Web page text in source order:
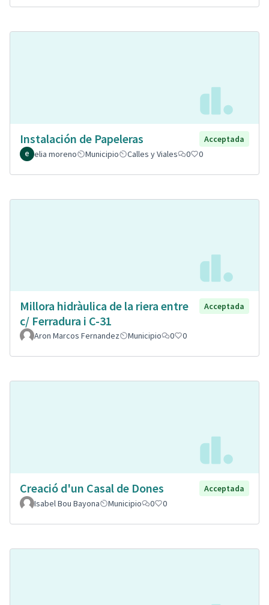
Instalación de Papeleras
Acceptada
elia moreno
Municipio Calles y Viales 0 0
Millora hidràulica de la riera entre
c/ Ferradura i C-31
Acceptada
Aron Marcos Fernandez Municipio 0 0
Creació d'un Casal de Dones
Acceptada
Isabel Bou Bayona
Municipio 0 0